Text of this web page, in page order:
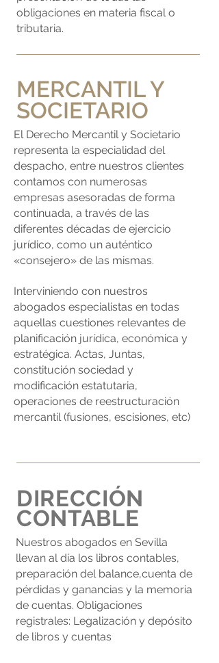
obligaciones en materia fiscal o
tributaria.
MERCANTIL Y
SOCIETARIO
El Derecho Mercantil y Societario
representa la especialidad del
despacho, entre nuestros clientes
contamos con numerosas
empresas asesoradas de forma
continuada, a través de las
diferentes décadas de ejercicio
jurídico, como un auténtico
«consejero» de las mismas.
Interviniendo con nuestros
abogados especialistas en todas
aquellas cuestiones relevantes de
planificación jurídica, económica y
estratégica. Actas, Juntas,
constitución sociedad y
modificación estatutaria,
operaciones de reestructuración
mercantil (fusiones, escisiones, etc)
DIRECCIÓN
CONTABLE
Nuestros abogados en Sevilla
llevan al día los libros contables,
preparación del balance,cuenta de
pérdidas y ganancias y la memoria
de cuentas. Obligaciones
registrales: Legalización y depósito
de libros y cuentas